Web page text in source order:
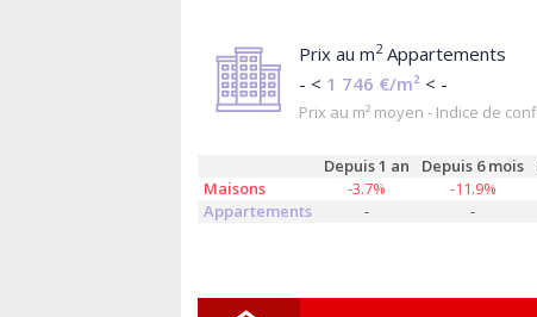
Prix au m2Appartements
- < 1 746 €/m² < -
Prix au m² moyen - Indice de
Depuis 1 an Depuis 6 mois
Maisons
-3.7% -11.9%
Appartements
- -